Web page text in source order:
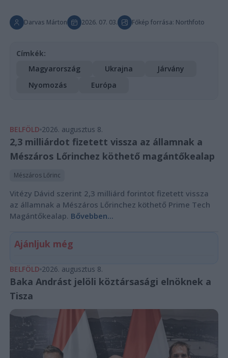
Darvas Márton 2026. 07. 03. Főkép forrása: Northfoto
Címkék:
Magyarország
Ukrajna
Járvány
Nyomozás
Európa
BELFÖLD 2026. augusztus 8.
2,3 milliárdot fizetett vissza az államnak a
Mészáros Lőrinchez köthető magántőkealap
Mészáros Lőrinc
Vitézy Dávid szerint 2,3 milliárd forintot fizetett vissza
az államnak a Mészáros Lőrinchez köthető Prime Tech
Magántőkealap. Bővebben...
Ajánljuk még
BELFÖLD 2026. augusztus 8.
Baka Andrást jelöli köztársasági elnöknek a
Tisza